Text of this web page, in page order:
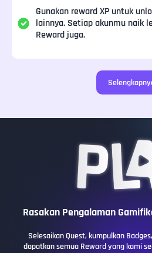
Gunakan reward XP untuk
lainnya. Setiap akunmu naik
Reward juga.
Rasakan Pengalaman
Selesaikan Quest, kumpulkan
dapatkan semua Reward yang kami